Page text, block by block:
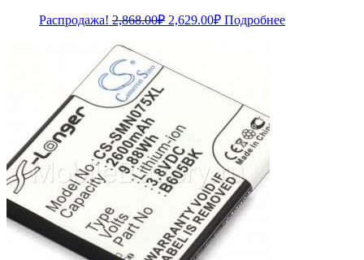
Распродажа! 2,868.00₽ Первоначальная
2,629.00₽Текущая
Подробнее